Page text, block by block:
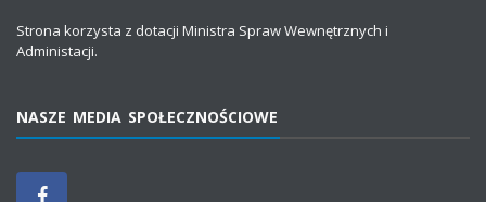
Strona korzysta z dotacji Ministra Spraw Wewnętrznych i
Administacji.
NASZE MEDIA SPOŁECZNOŚCIOWE